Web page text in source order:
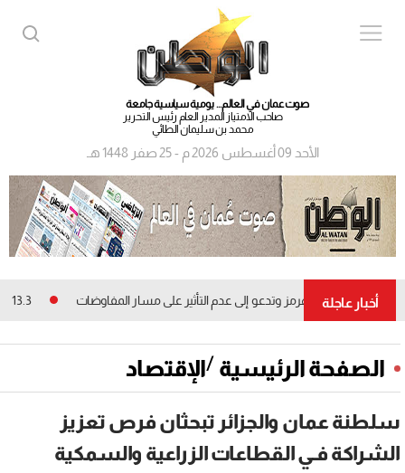
صوت عمان في العالم... يومية سياسية جامعة
صاحب الامتياز المدير العام رئيس التحرير
محمد بن سليمان الطائي
الأحد 09 أغسطس 2026 م - 25 صفر 1448 هـ
أخبار عاجلة
في مضيق هرمز وتدعو إلى عدم التأثير على مسار المفاوضات 13.3 مليون ريال عماني.. الأرباح الصافية لشركات التمويل المدرجة ببورصة مسقط
الصفحة الرئيسية /الإقتصاد
سلطنة عمان والجزائر تبحثان فرص تعزيز
الشراكة فـي القطاعات الزراعية والسمكية